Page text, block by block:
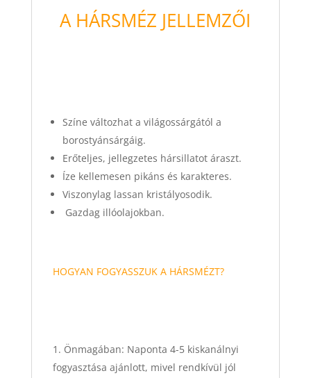
A HÁRSMÉZ JELLEMZŐI
Színe változhat a világossárgától a
borostyánsárgáig.
Erőteljes, jellegzetes hársillatot áraszt.
Íze kellemesen pikáns és karakteres.
Viszonylag lassan kristályosodik.
Gazdag illóolajokban.
HOGYAN FOGYASSZUK A HÁRSMÉZT?
Önmagában: Naponta 4-5 kiskanálnyi
fogyasztása ajánlott, mivel rendkívül jól